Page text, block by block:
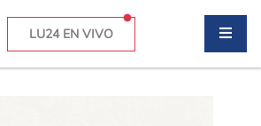
LU24 EN VIVO